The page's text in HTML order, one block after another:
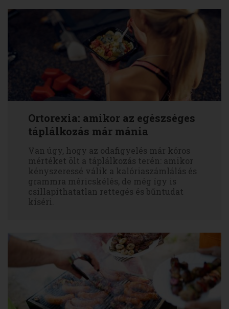
Ortorexia: amikor az egészséges
táplálkozás már mánia
Van úgy, hogy az odafigyelés már kóros
mértéket ölt a táplálkozás terén: amikor
kényszeressé válik a kalóriaszámlálás és
grammra méricskélés, de még így is
csillapíthatatlan rettegés és bűntudat
kíséri.